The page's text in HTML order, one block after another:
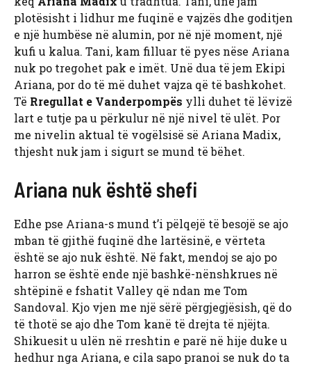
plotësisht i lidhur me fuqinë e vajzës dhe goditjen
e një humbëse në alumin, por në një moment, një
kufi u kalua. Tani, kam filluar të pyes nëse Ariana
nuk po tregohet pak e imët. Unë dua të jem Ekipi
Ariana, por do të më duhet vajza që të bashkohet.
Të Rregullat e Vanderpompës ylli duhet të lëvizë
lart e tutje pa u përkulur në një nivel të ulët. Por
me nivelin aktual të vogëlsisë së Ariana Madix,
thjesht nuk jam i sigurt se mund të bëhet.
Ariana nuk është shefi
Edhe pse Ariana-s mund t’i pëlqejë të besojë se ajo
mban të gjithë fuqinë dhe lartësinë, e vërteta
është se ajo nuk është. Në fakt, mendoj se ajo po
harron se është ende një bashkë-nënshkrues në
shtëpinë e fshatit Valley që ndan me Tom
Sandoval. Kjo vjen me një sërë përgjegjësish, që do
të thotë se ajo dhe Tom kanë të drejta të njëjta.
Shikuesit u ulën në rreshtin e parë në hije duke u
hedhur nga Ariana, e cila sapo pranoi se nuk do ta